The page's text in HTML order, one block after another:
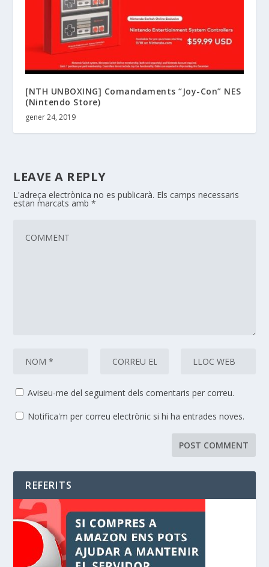
[NTH UNBOXING] Comandaments “Joy-Con” NES
(Nintendo Store)
gener 24, 2019
LEAVE A REPLY
L'adreça electrònica no es publicarà. Els camps necessaris
estan marcats amb*
Aviseu-me del seguiment dels comentaris per correu.
Notifica'm per correu electrònic si hi ha entrades noves.
REFERITS